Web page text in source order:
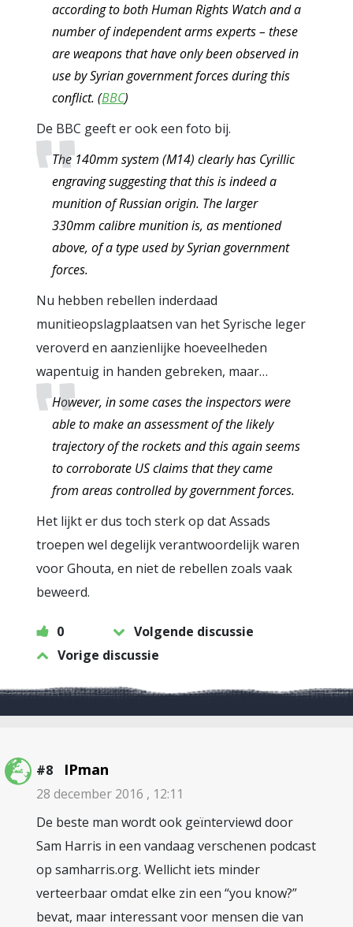
according to both Human Rights Watch and a
number of independent arms experts – these
are weapons that have only been observed in
use by Syrian government forces during this
conflict. (BBC)
De BBC geeft er ook een foto bij.
The 140mm system (M14) clearly has Cyrillic
engraving suggesting that this is indeed a
munition of Russian origin. The larger
330mm calibre munition is, as mentioned
above, of a type used by Syrian government
forces.
Nu hebben rebellen inderdaad
munitieopslagplaatsen van het Syrische leger
veroverd en aanzienlijke hoeveelheden
wapentuig in handen gebreken, maar…
However, in some cases the inspectors were
able to make an assessment of the likely
trajectory of the rockets and this again seems
to corroborate US claims that they came
from areas controlled by government forces.
Het lijkt er dus toch sterk op dat Assads
troepen wel degelijk verantwoordelijk waren
voor Ghouta, en niet de rebellen zoals vaak
beweerd.
0
Volgende discussie
Vorige discussie
#8 IPman
28 december 2016 , 12:11
De beste man wordt ook geïnterviewd door
Sam Harris in een vandaag verschenen podcast
op samharris.org. Wellicht iets minder
verteerbaar omdat elke zin een “you know?”
bevat, maar interessant voor mensen die van